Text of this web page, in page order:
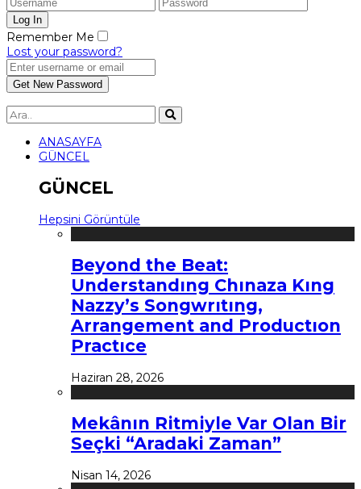
Remember Me
Lost your password?
ANASAYFA
GÜNCEL
GÜNCEL
Hepsini Görüntüle
Beyond the Beat:
Understandıng Chınaza Kıng
Nazzy’s Songwrıtıng,
Arrangement and Productıon
Practıce
Haziran 28, 2026
Mekânın Ritmiyle Var Olan Bir
Seçki “Aradaki Zaman”
Nisan 14, 2026